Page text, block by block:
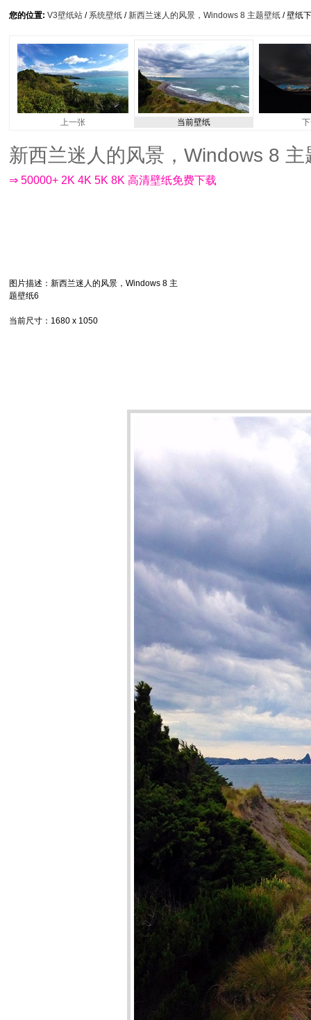
您的位置: V3壁纸站 / 系统壁纸 /新西兰迷人的风景，Windows 8 主题壁纸 / 壁纸
上一张 当前壁纸
新西兰迷人的风景，Windows 8
⇒ 50000+ 2K 4K 5K 8K 高清壁纸免费下载
图片描述 ：新西兰迷人的风景，Windows 8 主
题壁纸6
当前尺寸 ：1680 x 1050